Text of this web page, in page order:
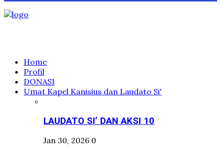
Home
Profil
DONASI
Umat Kapel Kanisius dan Laudato Si'
LAUDATO SI’ DAN AKSI 10
Jan 30, 2026 0